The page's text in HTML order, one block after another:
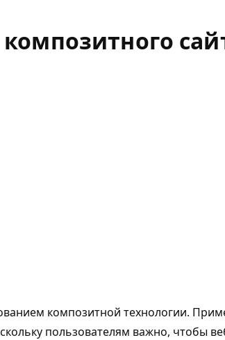
композитной технологии.
пользователям важно, чтобы